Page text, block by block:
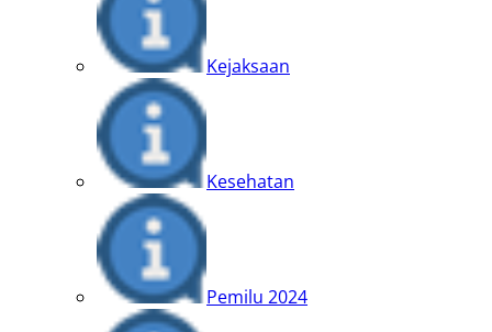
Kejaksaan
Kesehatan
Pemilu 2024